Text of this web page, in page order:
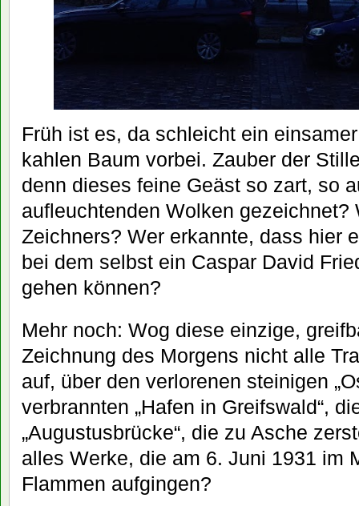
Früh ist es, da schleicht ein
kahlen Baum vorbei. Zauber der
denn dieses feine Geäst so zart, so
aufleuchtenden Wolken gezeichnet?
Zeichners? Wer erkannte, dass hier
bei dem selbst ein Caspar David
gehen können?
Mehr noch: Wog diese einzige,
Zeichnung des Morgens nicht alle
auf, über den verlorenen steinigen
verbrannten „Hafen in Greifswald“,
„Augustusbrücke“, die zu Asche
alles Werke, die am 6. Juni 1931 im
Flammen aufgingen?